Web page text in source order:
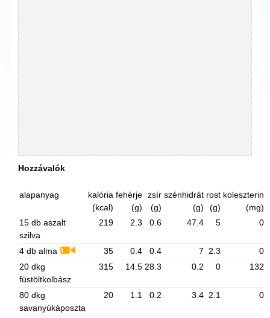
Hozzávalók
alapanyag
kalória
(kcal)
fehérje
(g)
zsír
(g)
szénhidrát
(g)
rost
(g)
koleszterin
(mg)
15 db aszalt
szilva
219 2.3 0.6 47.4 5 0
4 db alma 35 0.4 0.4 7 2.3
0
20 dkg
füstöltkolbász
315 14.5 28.3 0.2 0 132
80 dkg
savanyúkáposzta
20 1.1 0.2 3.4 2.1 0